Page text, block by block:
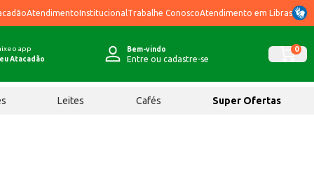
AtendimentoInstitucional Trabalhe ConoscoAtendimento em Libras
o app
Atacadão
Bem-vindo
Entre ou cadastre-se
0
Leites Cafés Super Ofertas